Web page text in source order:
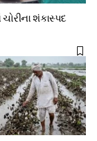
ચોરીના શંકાસ્પદ